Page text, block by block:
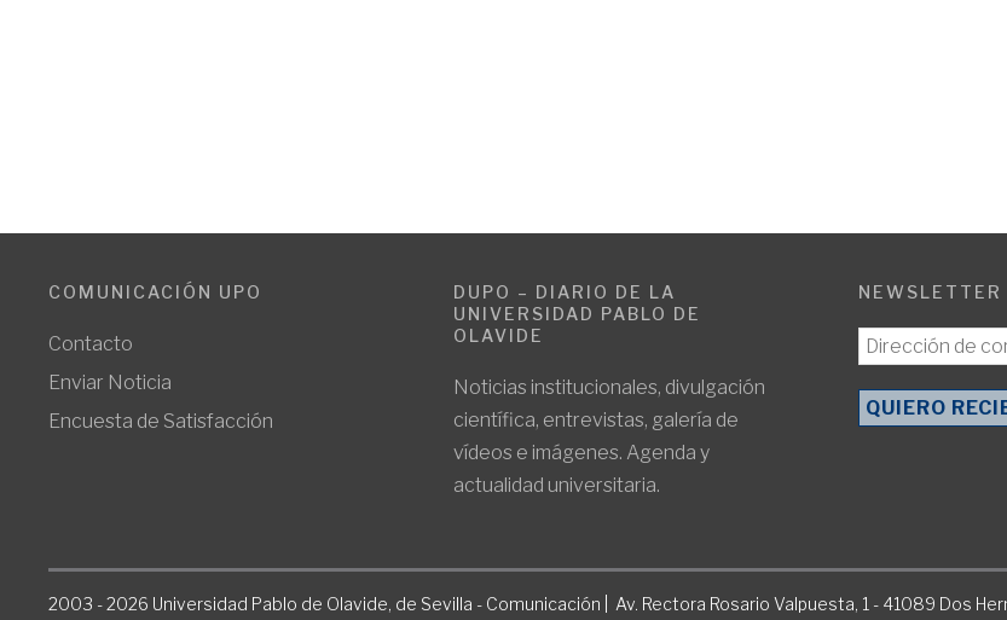
COMUNICACIÓN UPO
Contacto
Enviar Noticia
Encuesta de Satisfacción
DUPO – DIARIO DE LA
UNIVERSIDAD PABLO DE
OLAVIDE
Noticias institucionales, divulgación
científica, entrevistas, galería de
vídeos e imágenes. Agenda y
actualidad universitaria.
NEWSLETTER
2003 - 2026 Universidad Pablo de Olavide, de Sevilla - Comunicación | Av. Rectora Rosario Valpuesta, 1 - 41089 Dos